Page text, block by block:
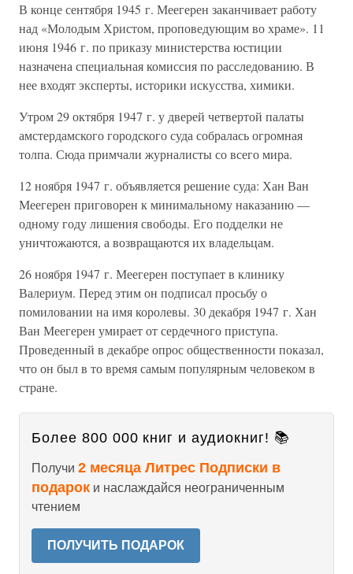
В конце сентября 1945 г. Меегерен заканчивает работу
над «Молодым Христом, проповедующим во храме». 11
июня 1946 г. по приказу министерства юстиции
назначена специальная комиссия по расследованию. В
нее входят эксперты, историки искусства, химики.
Утром 29 октября 1947 г. у дверей четвертой палаты
амстердамского городского суда собралась огромная
толпа. Сюда примчали журналисты со всего мира.
12 ноября 1947 г. объявляется решение суда: Хан Ван
Меегерен приговорен к минимальному наказанию —
одному году лишения свободы. Его подделки не
уничтожаются, а возвращаются их владельцам.
26 ноября 1947 г. Меегерен поступает в клинику
Валериум. Перед этим он подписал просьбу о
помиловании на имя королевы. 30 декабря 1947 г. Хан
Ван Меегерен умирает от сердечного приступа.
Проведенный в декабре опрос общественности показал,
что он был в то время самым популярным человеком в
стране.
Более 800 000 книг и аудиокниг! 📚
Получи 2 месяца Литрес Подписки в
подарок и наслаждайся неограниченным
чтением
ПОЛУЧИТЬ ПОДАРОК